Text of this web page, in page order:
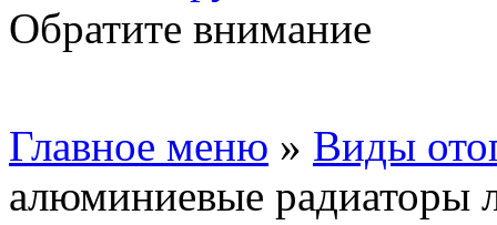
Обратите внимание
Главное меню » Виды
алюминиевые радиаторы